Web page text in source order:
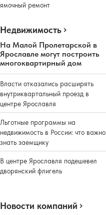
ямочный ремонт
Недвижимость
На Малой Пролетарской в
Ярославле могут построить
многоквартирный дом
Власти отказались расширять
внутриквартальный проезд в
центре Ярославля
Льготные программы на
недвижимость в России: что важно
знать заемщику
В центре Ярославля подешевел
дворянский флигель
Новости компаний